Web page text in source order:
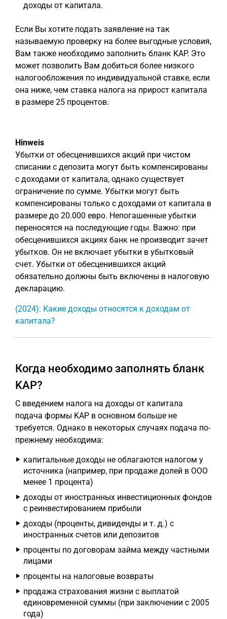
доходы от капитала.
Если Вы хотите подать заявление на так
называемую проверку на более выгодные условия,
Вам также необходимо заполнить бланк KAP. Это
может позволить Вам добиться более низкого
налогообложения по индивидуальной ставке, если
она ниже, чем ставка налога на прирост капитала
в размере 25 процентов.
Hinweis
Убытки от обесценившихся акций при чистом
списании с депозита могут быть компенсированы
с доходами от капитала, однако существует
ограничение по сумме. Убытки могут быть
компенсированы только с доходами от капитала в
размере до 20.000 евро. Непогашенные убытки
переносятся на последующие годы. Важно: при
обесценившихся акциях банк не производит зачет
убытков. Он не включает убытки в убытковый
счет. Убытки от обесценившихся акций
обязательно должны быть включены в налоговую
декларацию.
(2024): Какие доходы относятся к доходам от
капитала?
Когда необходимо заполнять бланк
KAP?
С введением налога на доходы от капитала
подача формы KAP в основном больше не
требуется. Однако в некоторых случаях подача по-
прежнему необходима:
капитальные доходы не облагаются налогом у
источника (например, при продаже долей в ООО
менее 1 процента)
доходы от иностранных инвестиционных фондов
с реинвестированием прибыли
доходы (проценты, дивиденды и т. д.) с
иностранных счетов или депозитов
проценты по договорам займа между частными
лицами
проценты на налоговые возвраты
продажа страхования жизни с выплатой
единовременной суммы (при заключении с 2005
года)